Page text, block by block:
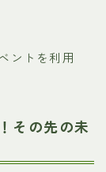
ントを利用
その先の未